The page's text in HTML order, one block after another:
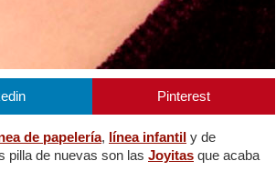
Pinterest
de papelería, línea infantil y de
pilla de nuevas son las Joyitas que acaba